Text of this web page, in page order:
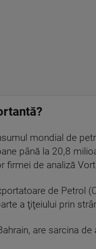
mondial de
până la 20,8
firmei de analiză
de Petrol
a ţiţeiului prin
are sarcina